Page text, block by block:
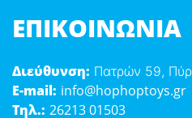
ΕΠΙΚΟΙΝΩΝΊΑ
Διεύθυνση: Πατρών 59,
E-mail: info@hophoptoys.gr
Τηλ.: 26213 01503